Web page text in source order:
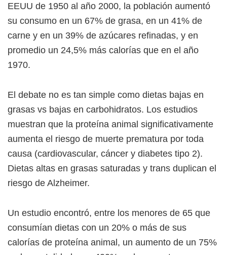
EEUU de 1950 al año 2000, la población aumentó
su consumo en un 67% de grasa, en un 41% de
carne y en un 39% de azúcares refinadas, y en
promedio un 24,5% más calorías que en el año
1970.
El debate no es tan simple como dietas bajas en
grasas vs bajas en carbohidratos. Los estudios
muestran que la proteína animal significativamente
aumenta el riesgo de muerte prematura por toda
causa (cardiovascular, cáncer y diabetes tipo 2).
Dietas altas en grasas saturadas y trans duplican el
riesgo de Alzheimer.
Un estudio encontró, entre los menores de 65 que
consumían dietas con un 20% o más de sus
calorías de proteína animal, un aumento de un 75%